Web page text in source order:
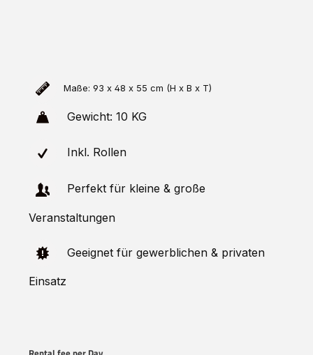
Maße: 93 x 48 x 55 cm (H x B x T)
Gewicht: 10 KG
Inkl. Rollen
Perfekt für kleine & große
Veranstaltungen
Geeignet für gewerblichen & privaten
Einsatz